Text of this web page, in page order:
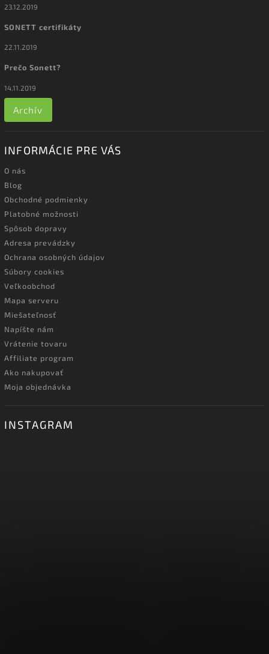
23.12.2019
SONETT certifikáty
22.11.2019
Prečo Sonett?
14.11.2019
Archív
INFORMÁCIE PRE VÁS
O nás
Blog
Obchodné podmienky
Platobné možnosti
Spôsob dopravy
Adresa prevádzky
Ochrana osobných údajov
Súbory cookies
Veľkoobchod
Mapa serveru
Miešateľnosť
Napíšte nám
Vrátenie tovaru
Affiliate program
Ako nakupovať
Moja objednávka
INSTAGRAM